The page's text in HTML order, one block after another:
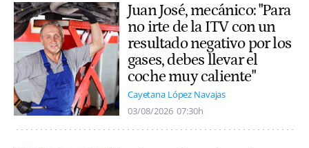
Juan José, mecánico: "Para
no irte de la ITV con un
resultado negativo por los
gases, debes llevar el
coche muy caliente"
Cayetana López Navajas
03/08/2026 07:30h